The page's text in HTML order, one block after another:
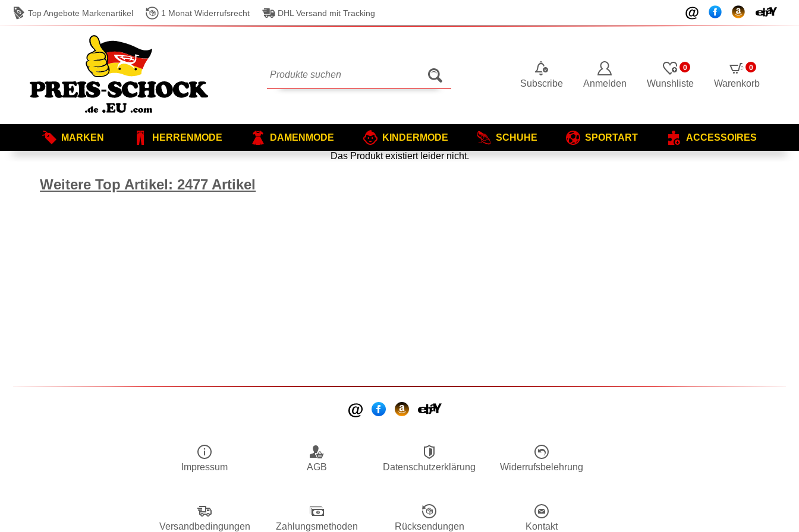
Top Angebote Markenartikel 1 Monat Widerrufsrecht DHL Versand mit Tracking
Subscribe Anmelden Wunshliste
0
Warenkorb
0
MARKEN HERRENMODE DAMENMODE KINDERMODE SCHUHE SPORTART
ACCESSOIRES
Das Produkt existiert leider nicht.
Weitere Top Artikel: 2477 Artikel
Impressum AGB Datenschutzerklärung Widerrufsbelehrung
Versandbedingungen Zahlungsmethoden Rücksendungen Kontakt